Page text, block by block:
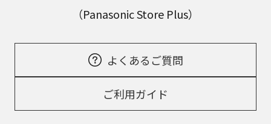
（Panasonic Store Plus）
よくあるご質問
ご利用ガイド